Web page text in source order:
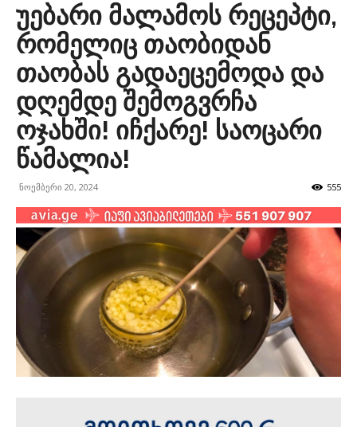
უებარი მალამოს რეცეპტი,
რომელიც თაობიდან
თაობას გადაეცემოდა და
დღემდე შემოგვრჩა
ოჯახში! იჩქარე! საოცარი
წამალია!
ნოემბერი 20, 2024 555